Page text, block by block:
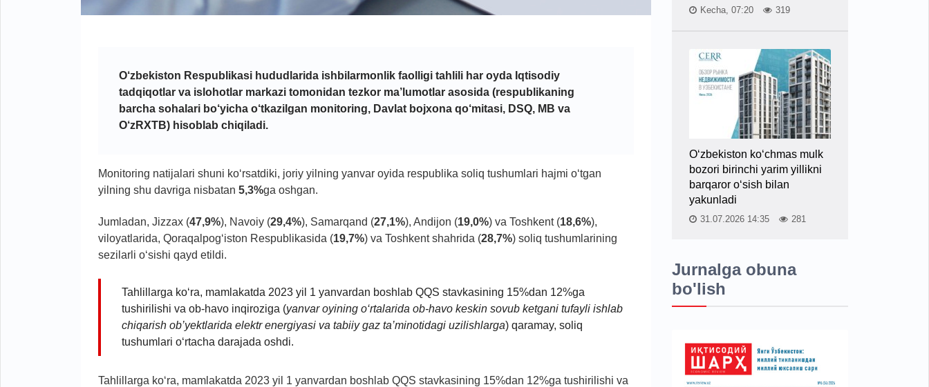
O‘zbekiston Respublikasi hududlarida ishbilarmonlik faolligi tahlili har oyda Iqtisodiy
tadqiqotlar va islohotlar markazi tomonidan tezkor ma’lumotlar asosida (respublikaning
barcha sohalari bo‘yicha o‘tkazilgan monitoring, Davlat bojxona qo‘mitasi, DSQ, MB va
O‘zRXTB) hisoblab chiqiladi.
Monitoring natijalari shuni ko‘rsatdiki, joriy yilning yanvar oyida respublika soliq tushumlari hajmi o‘tgan
yilning shu davriga nisbatan 5,3%ga oshgan.
Jumladan, Jizzax (47,9%), Navoiy (29,4%), Samarqand (27,1%), Andijon (19,0%) va Toshkent (18,6%),
viloyatlarida, Qoraqalpog‘iston Respublikasida (19,7%) va Toshkent shahrida (28,7%) soliq tushumlarining
sezilarli o‘sishi qayd etildi.
Tahlillarga ko‘ra, mamlakatda 2023 yil 1 yanvardan boshlab QQS stavkasining 15%dan 12%ga
tushirilishi va ob-havo inqiroziga (yanvar oyining o‘rtalarida ob-havo keskin sovub ketgani tufayli ishlab
chiqarish ob’yektlarida elektr energiyasi va tabiiy gaz ta’minotidagi uzilishlarga) qaramay, soliq
tushumlari o‘rtacha darajada oshdi.
Tahlillarga ko‘ra, mamlakatda 2023 yil 1 yanvardan boshlab QQS stavkasining 15%dan 12%ga tushirilishi va
Kecha, 07:20 319
O‘zbekiston ko‘chmas mulk
bozori birinchi yarim yillikni
barqaror o‘sish bilan
yakunladi
31.07.2026 14:35 281
Jurnalga obuna
bo'lish